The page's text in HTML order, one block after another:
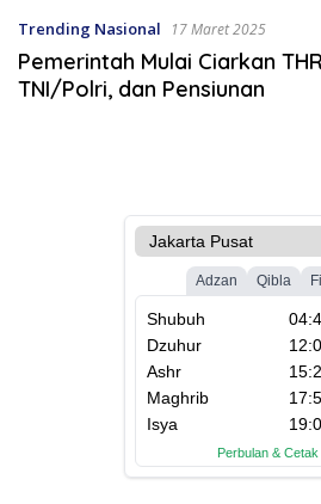
Trending Nasional 17 Maret 2025
Pemerintah Mulai Ciarkan
TNI/Polri, dan Pensiunan